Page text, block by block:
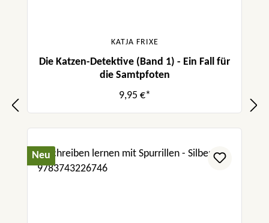
KATJA FRIXE
Die Katzen-Detektive (Band 1) - Ein Fall für
die Samtpfoten
9,95 €*
Neu